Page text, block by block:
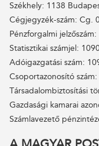
Székhely: 1138
Cégjegyzék-szám: Cg.
Pénzforgalmi
Statisztikai számjel:
Adóigazgatási szám:
Csoportazonosító
Társadalombiztosítási
Gazdasági kamarai
Számlavezető